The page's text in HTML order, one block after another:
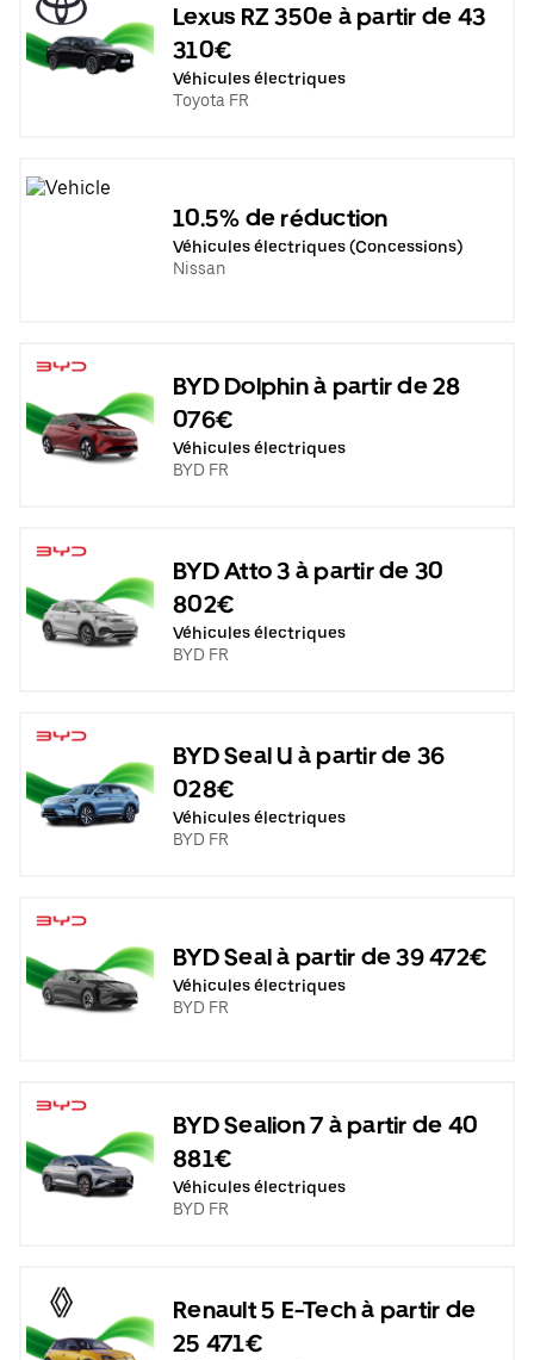
Lexus RZ 350e à partir de 43
310€
Véhicules électriques
Toyota FR
10.5% de réduction
Véhicules électriques (Concessions)
Nissan
BYD Dolphin à partir de 28
076€
Véhicules électriques
BYD FR
BYD Atto 3 à partir de 30
802€
Véhicules électriques
BYD FR
BYD Seal U à partir de 36
028€
Véhicules électriques
BYD FR
BYD Seal à partir de 39 472€
Véhicules électriques
BYD FR
BYD Sealion 7 à partir de 40
881€
Véhicules électriques
BYD FR
Renault 5 E-Tech à partir de
25 471€